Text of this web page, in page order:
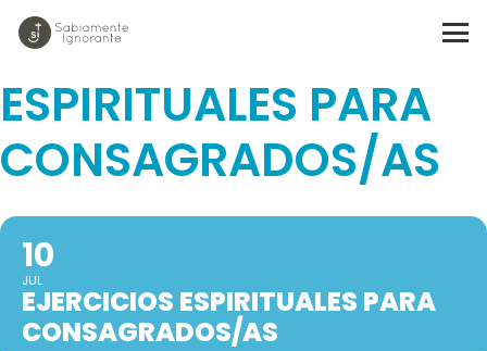
EJERCICIOS
ESPIRITUALES PARA
CONSAGRADOS/AS
10
JUL
EJERCICIOS ESPIRITUALES PARA
CONSAGRADOS/AS